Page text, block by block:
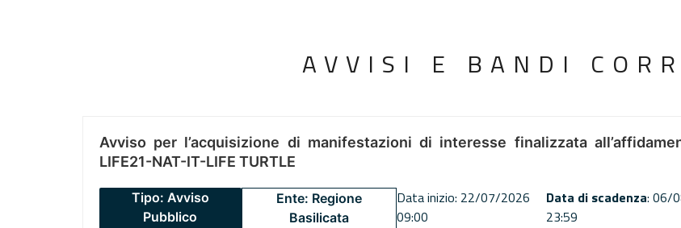
AVVISI E BANDI
Avviso per l’acquisizione di manifestazioni di interesse finalizzata
LIFE21-NAT-IT-LIFE TURTLE
Tipo: Avviso
Pubblico
Ente: Regione
Basilicata
Data inizio: 22/07/2026
09:00
Data di scadenza: 06/
23:59